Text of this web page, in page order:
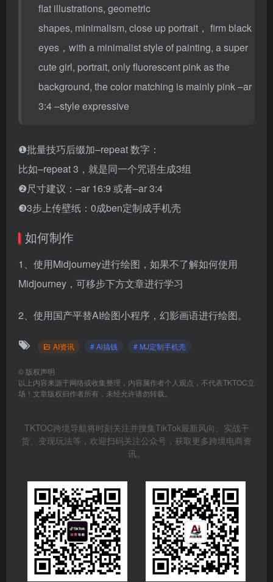
flat illustrations, geometric
shapes, minimalism, close up portrait， firm black
eyes，with a minimalist style of painting, a super
cute girl, portrait, only fluorescent pink as the
background, the color matching is mainly pink –ar
3:4 –style expressive
❶批量技巧后缀加–repeat 数字：
比如–repeat 3，就是同一个咒语生成3组
❷尺寸建议：–ar 16:9 或者–ar 3:4
❸3步上传壁纸：0成ben定制成手机壳
如何制作
1、使用Midjourney进行绘图，如果不了解如何使用
Midjourney，可移步下方文章进行学习
2、使用国产平替AI绘图小程序，幻影画语进行绘图。
AI资讯 # Ai搞钱 # MJ定制手机壳
© 版权声明
以上内容来源于网络或收集整理，内容属作者个人观点，不代表TKTOC立
场！文章版权归作者所有，未经允许请勿转载。
TKTOC跨境导航将时刻关注并搜集TikTok最新风向、实战干
货、变现玩法等，欢迎扫码关注公众号，获取更多跨境电商资
讯。